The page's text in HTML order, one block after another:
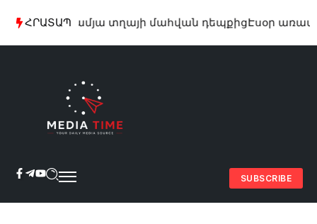
ՀՐԱՏԱՊ
29-ամյա տղայի մահվան դեպքիցԷսօր
SUBSCRIBE